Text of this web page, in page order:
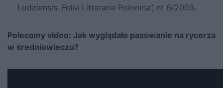
Lodziensis. Folia Litteraria Polonica”, nr 6/2003.
Polecamy video: Jak wyglądało pasowanie na rycerza
w średniowieczu?